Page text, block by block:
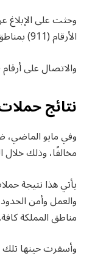
وحثت على الإبلاغ
الأرقام (911) بمناطق مكة المكرمة والرياض والشرقية.
والاتصال على أرقام (999) و(996) في بقية مناطق
نتائج
مخالفًا، وذلك خلال الفترة من 9
يأتي هذا نتيجة
والعمل وأمن
مناطق المملكة كافة.